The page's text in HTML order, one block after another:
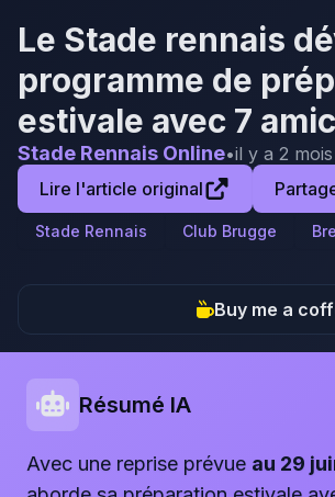
Le Stade rennais
programme de
estivale avec 7
Stade Rennais Online•il y a 2 mois
Lire l'article original
Stade Rennais Club Brugge
Buy me a
Résumé IA
Avec une reprise prévue au 29